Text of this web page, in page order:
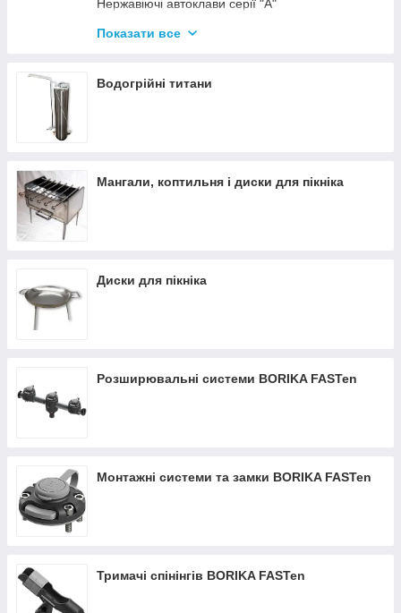
Нержавіючі автоклави серії "А"
Промислові автоклави
Комплектуючі для автоклавів
Показати все
Водогрійні титани
Мангали, коптильня і диски для пікніка
Диски для пікніка
Розширювальні системи BORIKA FASTen
Монтажні системи та замки BORIKA FASTen
Тримачі спінінгів BORIKA FASTen